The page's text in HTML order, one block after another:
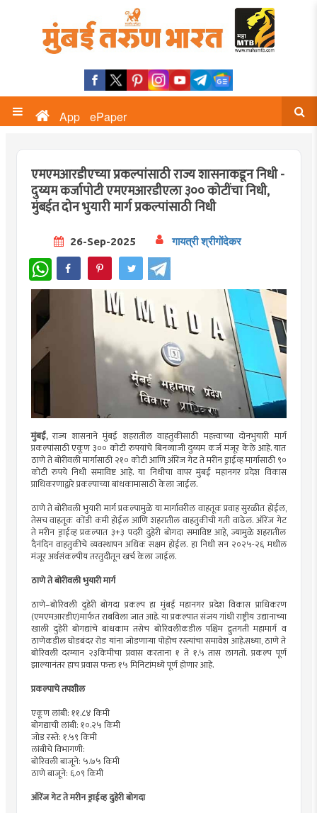
App ePaper
एमएमआरडीएच्या प्रकल्पांसाठी राज्य शासनाकडून निधी -
दुय्यम कर्जापोटी एमएमआरडीएला ३०० कोटींचा निधी,
मुंबईत दोन भुयारी मार्ग प्रकल्पांसाठी निधी
26-Sep-2025 गायत्री श्रीगोंदेकर
WhatsApp
मुंबई,राज्य शासनाने मुंबई शहरातील वाहतुकीसाठी महत्त्वाच्या दोनभुयारी मार्ग
प्रकल्पांसाठी एकूण ३०० कोटी रुपयांचे बिनव्याजी दुय्यम कर्ज मंजूर केले आहे. यात
ठाणे ते बोरीवली मार्गासाठी २१० कोटी आणि ऑरेंज गेट ते मरीन ड्राईव्ह मार्गासाठी ९०
कोटी रुपये निधी समाविष्ट आहे. या निधीचा वापर मुंबई महानगर प्रदेश विकास
प्राधिकरणाद्वारे प्रकल्पाच्या बांधकामासाठी केला जाईल.
ठाणे ते बोरीवली भुयारी मार्ग प्रकल्पामुळे या मार्गावरील वाहतूक प्रवाह सुरळीत होईल,
तेसच वाहतूक कोंडी कमी होईल आणि शहरातील वाहतुकीची गती वाढेल. ऑरेंज गेट
ते मरीन ड्राईव्ह प्रकल्पात ३+३ पदरी दुहेरी बोगदा समाविष्ट आहे, ज्यामुळे शहरातील
दैनंदिन वाहतुकीचे व्यवस्थापन अधिक सक्षम होईल. हा निधी सन २०२५-२६ मधील
मंजूर अर्थसंकल्पीय तरतुदीतून खर्च केला जाईल.
ठाणे ते बोरीवली भुयारी मार्ग
ठाणे–बोरिवली दुहेरी बोगदा प्रकल्प हा मुंबई महानगर प्रदेश विकास प्राधिकरण
(एमएमआरडीए)मार्फत राबविला जात आहे. या प्रकल्पात संजय गांधी राष्ट्रीय उद्यानाच्या
खाली दुहेरी बोगद्यांचे बांधकाम तसेच बोरिवलीकडील पश्चिम द्रुतगती महामार्ग व
ठाणेकडील घोडबंदर रोड यांना जोडणाऱ्या पोहोच रस्त्यांचा समावेश आहे.सध्या, ठाणे ते
बोरिवली दरम्यान २३किमीचा प्रवास करताना १ ते १.५ तास लागतो. प्रकल्प पूर्ण
झाल्यानंतर हाच प्रवास फक्त १५ मिनिटांमध्ये पूर्ण होणार आहे.
प्रकल्पाचे तपशील
एकूण लांबी: ११.८४ किमी
बोगद्याची लांबी: १०.२५ किमी
जोड रस्ते: १.५९ किमी
लांबीचे विभागणी:
बोरिवली बाजूने: ५.७५ किमी
ठाणे बाजूने: ६.०९ किमी
ऑरेंज गेट ते मरीन ड्राईव्ह दुहेरी बोगदा